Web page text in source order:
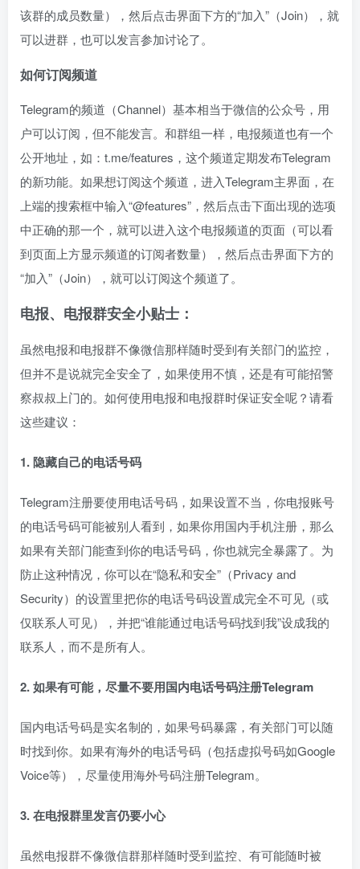
该群的成员数量），然后点击界面下方的“加入”（Join），就
可以进群，也可以发言参加讨论了。
如何订阅频道
Telegram的频道（Channel）基本相当于微信的公众号，用
户可以订阅，但不能发言。和群组一样，电报频道也有一个
公开地址，如：t.me/features，这个频道定期发布Telegram
的新功能。如果想订阅这个频道，进入Telegram主界面，在
上端的搜索框中输入“@features”，然后点击下面出现的选项
中正确的那一个，就可以进入这个电报频道的页面（可以看
到页面上方显示频道的订阅者数量），然后点击界面下方的
“加入”（Join），就可以订阅这个频道了。
电报、电报群安全小贴士：
虽然电报和电报群不像微信那样随时受到有关部门的监控，
但并不是说就完全安全了，如果使用不慎，还是有可能招警
察叔叔上门的。如何使用电报和电报群时保证安全呢？请看
这些建议：
1. 隐藏自己的电话号码
Telegram注册要使用电话号码，如果设置不当，你电报账号
的电话号码可能被别人看到，如果你用国内手机注册，那么
如果有关部门能查到你的电话号码，你也就完全暴露了。为
防止这种情况，你可以在“隐私和安全”（Privacy and
Security）的设置里把你的电话号码设置成完全不可见（或
仅联系人可见），并把“谁能通过电话号码找到我”设成我的
联系人，而不是所有人。
2. 如果有可能，尽量不要用国内电话号码注册Telegram
国内电话号码是实名制的，如果号码暴露，有关部门可以随
时找到你。如果有海外的电话号码（包括虚拟号码如Google
Voice等），尽量使用海外号码注册Telegram。
3. 在电报群里发言仍要小心
虽然电报群不像微信群那样随时受到监控、有可能随时被